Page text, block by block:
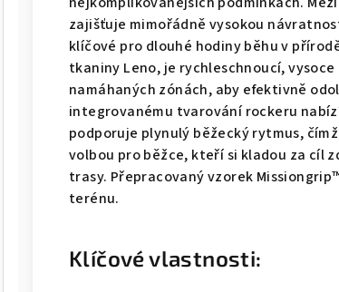
zajišťuje mimořádně vysokou
klíčové pro dlouhé hodiny běhu v
tkaniny Leno, je rychleschnoucí,
namáhaných zónách, aby efektivně
integrovanému tvarování rockeru
podporuje plynulý běžecký rytmus,
volbou pro běžce, kteří si kladou za cíl
trasy. Přepracovaný vzorek
terénu.
Klíčové vlastnosti: